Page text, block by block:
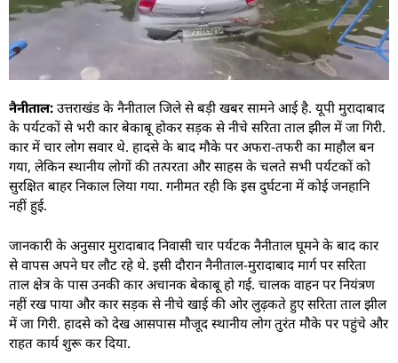
नैनीताल: उत्तराखंड के नैनीताल जिले से बड़ी खबर सामने आई है. यूपी मुरादाबाद
के पर्यटकों से भरी कार बेकाबू होकर सड़क से नीचे सरिता ताल झील में जा गिरी.
कार में चार लोग सवार थे. हादसे के बाद मौके पर अफरा-तफरी का माहौल बन
गया, लेकिन स्थानीय लोगों की तत्परता और साहस के चलते सभी पर्यटकों को
सुरक्षित बाहर निकाल लिया गया. गनीमत रही कि इस दुर्घटना में कोई जनहानि
नहीं हुई.
जानकारी के अनुसार मुरादाबाद निवासी चार पर्यटक नैनीताल घूमने के बाद कार
से वापस अपने घर लौट रहे थे. इसी दौरान नैनीताल-मुरादाबाद मार्ग पर सरिता
ताल क्षेत्र के पास उनकी कार अचानक बेकाबू हो गई. चालक वाहन पर नियंत्रण
नहीं रख पाया और कार सड़क से नीचे खाई की ओर लुढ़कते हुए सरिता ताल झील
में जा गिरी. हादसे को देख आसपास मौजूद स्थानीय लोग तुरंत मौके पर पहुंचे और
राहत कार्य शुरू कर दिया.